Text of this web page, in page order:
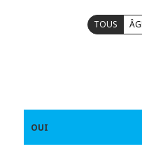
TOUS
OUI